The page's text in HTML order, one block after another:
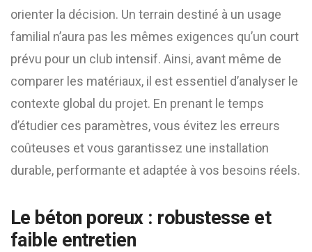
orienter la décision. Un terrain destiné à un usage
familial n’aura pas les mêmes exigences qu’un court
prévu pour un club intensif. Ainsi, avant même de
comparer les matériaux, il est essentiel d’analyser le
contexte global du projet. En prenant le temps
d’étudier ces paramètres, vous évitez les erreurs
coûteuses et vous garantissez une installation
durable, performante et adaptée à vos besoins réels.
Le béton poreux : robustesse et
faible entretien